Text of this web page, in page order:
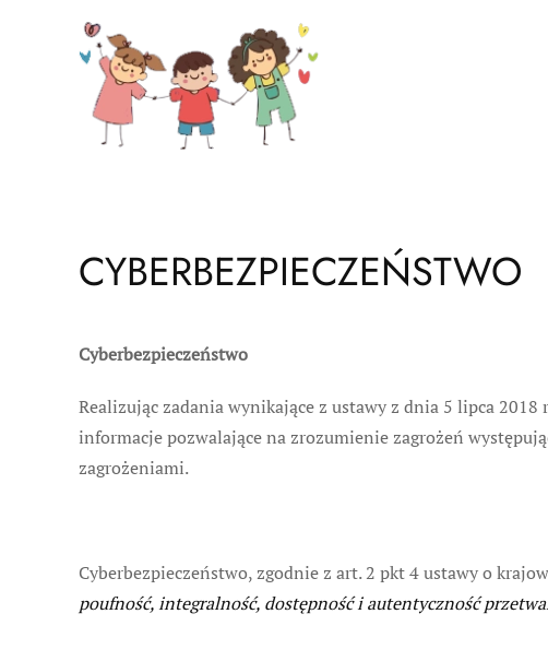
Skip to main content
CYBERBEZPIECZEŃSTWO
Cyberbezpieczeństwo
Realizując zadania wynikające z ustawy z dnia 5 lipca
informacje pozwalające na zrozumienie zagrożeń
zagrożeniami.
Cyberbezpieczeństwo, zgodnie z art. 2 pkt 4 ustawy o
poufność, integralność, dostępność i autentyczność